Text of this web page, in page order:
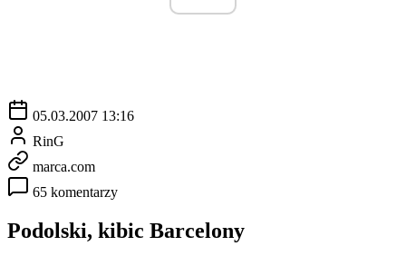
05.03.2007 13:16
RinG
marca.com
65 komentarzy
Podolski, kibic Barcelony